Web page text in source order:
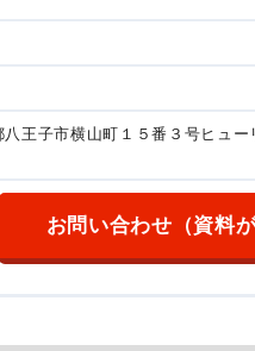
王子市横山町１５番３号ヒュー
お問い合わせ （資料